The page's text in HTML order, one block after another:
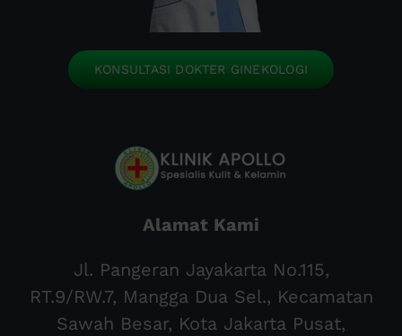
KONSULTASI DOKTER GINEKOLOGI
Alamat Kami
Jl. Pangeran Jayakarta No.115,
RT.9/RW.7, Mangga Dua Sel., Kecamatan
Sawah Besar, Kota Jakarta Pusat,